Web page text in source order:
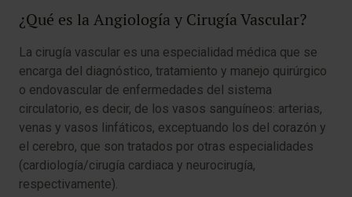
¿Qué es la Angiología y Cirugía Vascular?
La cirugía vascular es una especialidad médica que se
encarga del diagnóstico, tratamiento y manejo quirúrgico
o endovascular de enfermedades del sistema
circulatorio, es decir, de los vasos sanguíneos: arterias,
venas y vasos linfáticos, exceptuando los del corazón y
el cerebro, que son tratados por otras especialidades
(cardiología/cirugía cardiaca y neurocirugía,
respectivamente).